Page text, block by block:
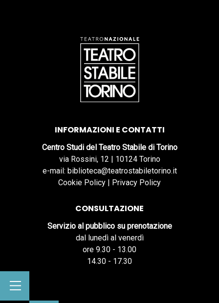
INFORMAZIONI E CONTATTI
Centro Studi del Teatro Stabile di Torino
via Rossini, 12 | 10124 Torino
e-mail: biblioteca@teatrostabiletorino.it
Cookie Policy | Privacy Policy
CONSULTAZIONE
Servizio al pubblico su prenotazione
dal lunedì al venerdì
ore 9.30 - 13.00
14.30 - 17.30